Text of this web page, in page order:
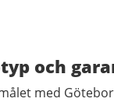
och
med